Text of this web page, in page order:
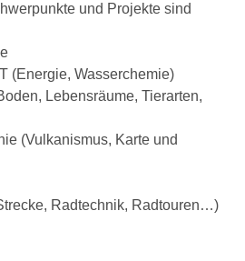
und Projekte sind
(Energie, Wasserchemie)
Lebensräume, Tierarten,
(Vulkanismus, Karte und
Radtechnik, Radtouren…)